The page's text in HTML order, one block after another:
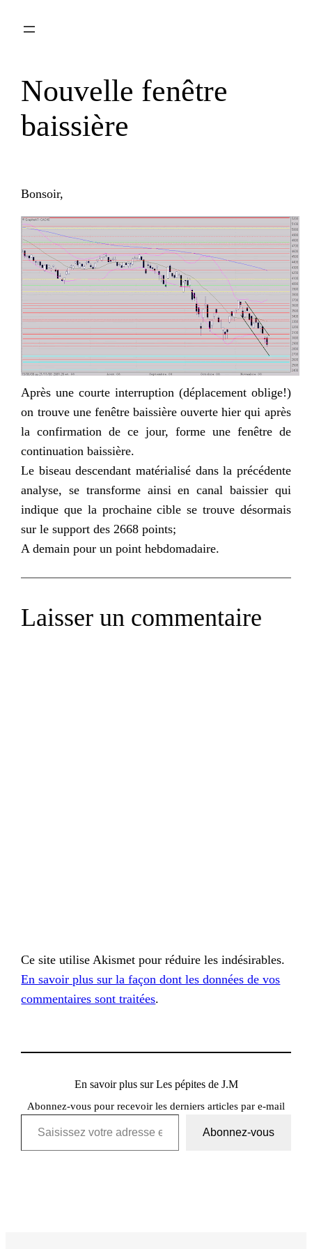
Nouvelle fenêtre
baissière
Bonsoir,
Après une courte interruption (déplacement oblige!)
on trouve une fenêtre baissière ouverte hier qui après
la confirmation de ce jour, forme une fenêtre de
continuation baissière.
Le biseau descendant matérialisé dans la précédente
analyse, se transforme ainsi en canal baissier qui
indique que la prochaine cible se trouve désormais
sur le support des 2668 points;
A demain pour un point hebdomadaire.
Laisser un commentaire
Ce site utilise Akismet pour réduire les indésirables.
En savoir plus sur la façon dont les données de vos
commentaires sont traitées.
En savoir plus sur Les pépites de J.M
Abonnez-vous pour recevoir les derniers articles par e-mail
Saisissez votre adresse e-mail…
Abonnez-vous